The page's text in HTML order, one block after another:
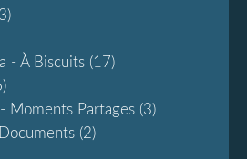
- À Biscuits (17)
- Moments Partages (3)
(2)